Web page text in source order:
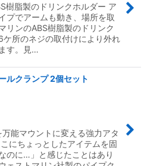
樹脂製のドリンクホルダー ア
プでアームも動き、場所を取
リンのABS樹脂製のドリンク
ケ所のネジの取付けにより外れ
す。見…
ルクランプ 2個セット
能マウントに変える強力アタ
にちょっとしたアイテムを固
のに…」と感じたことはあり